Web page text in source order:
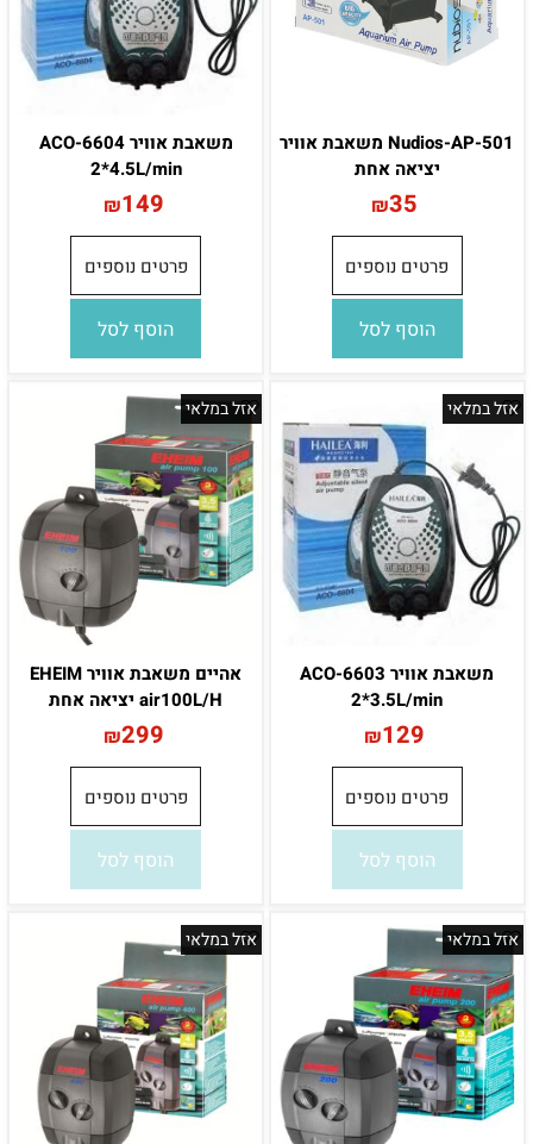
Nudios-AP-501 משאבת אוויר
יציאה אחת
₪35
פרטים נוספים
הוסף לסל
משאבת אוויר ACO-6604
2*4.5L/min
₪149
פרטים נוספים
הוסף לסל
אזל במלאי
משאבת אוויר ACO-6603
2*3.5L/min
₪129
פרטים נוספים
הוסף לסל
אזל במלאי
אהיים משאבת אוויר EHEIM
air100L/H יציאה אחת
₪299
פרטים נוספים
הוסף לסל
אזל במלאי אזל במלאי